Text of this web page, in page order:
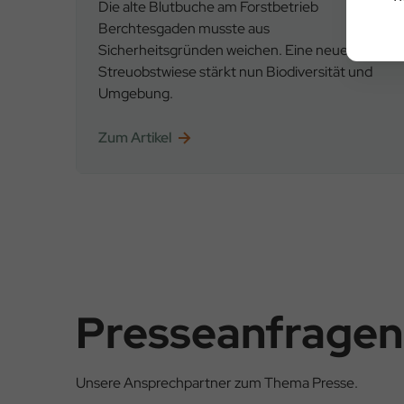
Die alte Blutbuche am Forstbetrieb
Berchtesgaden musste aus
Sicherheitsgründen weichen. Eine neue
Streuobstwiese stärkt nun Biodiversität und
Umgebung.
Zum Artikel
Presseanfragen
Unsere Ansprechpartner zum Thema Presse.